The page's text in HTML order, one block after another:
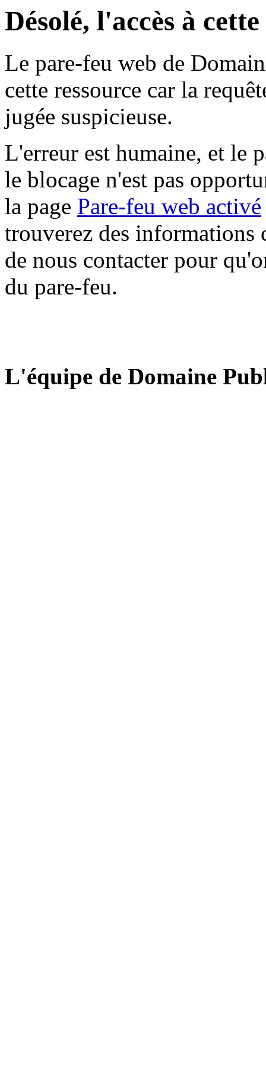
Désolé, l'accès à
Le pare-feu web de
cette ressource car la
jugée suspicieuse.
L'erreur est humaine, et le
le blocage n'est pas
la page Pare-feu web activé
trouverez des informations
de nous contacter pour
du pare-feu.
L'équipe de Domaine